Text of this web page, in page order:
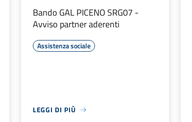
Bando GAL PICENO SRG07 -
Avviso partner aderenti
Assistenza sociale
LEGGI DI PIÙ